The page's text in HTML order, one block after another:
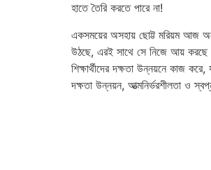
হাতে তৈরি করতে পারে না!
একসময়ের অসহায় ছোট্ট মরিয়ম আজ
উঠছে, এরই সাথে সে নিজে আয় করছে
শিক্ষার্থীদের দক্ষতা উন্নয়নে কাজ
দক্ষতা উন্নয়ন, আত্মনির্ভরশীলতা ও